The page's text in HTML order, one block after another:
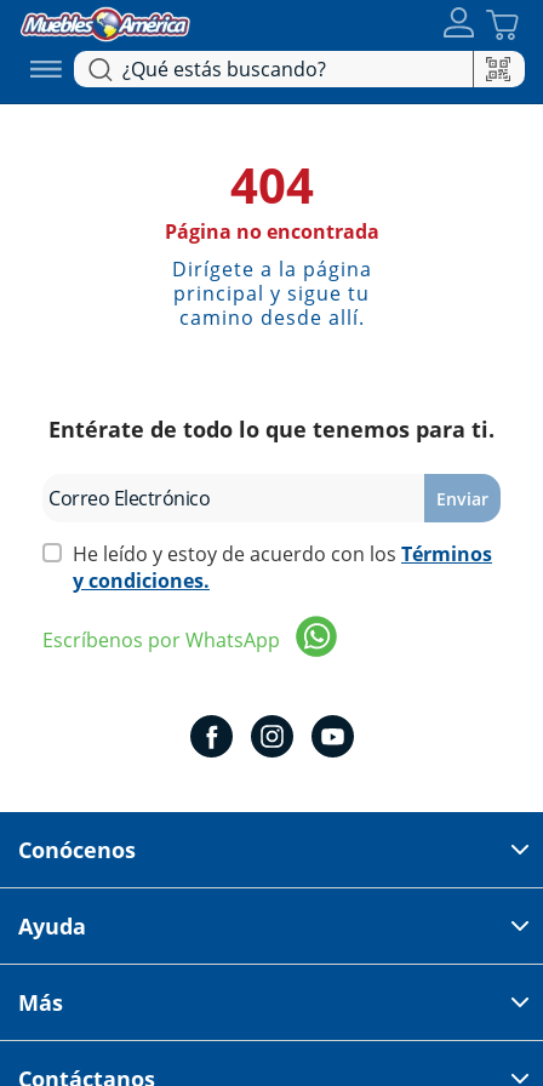
404
Página no encontrada
Dirígete a la página
principal y sigue tu
camino desde allí.
Entérate de todo lo que tenemos para ti.
Enviar
He leído y estoy de acuerdo con los Términos
y condiciones.
Escríbenos por WhatsApp
Conócenos
Av 18 de marzo # 309. Colonia la Nogalera.
Tiendas
Ayuda
Centro de ayuda
Más
Contáctanos